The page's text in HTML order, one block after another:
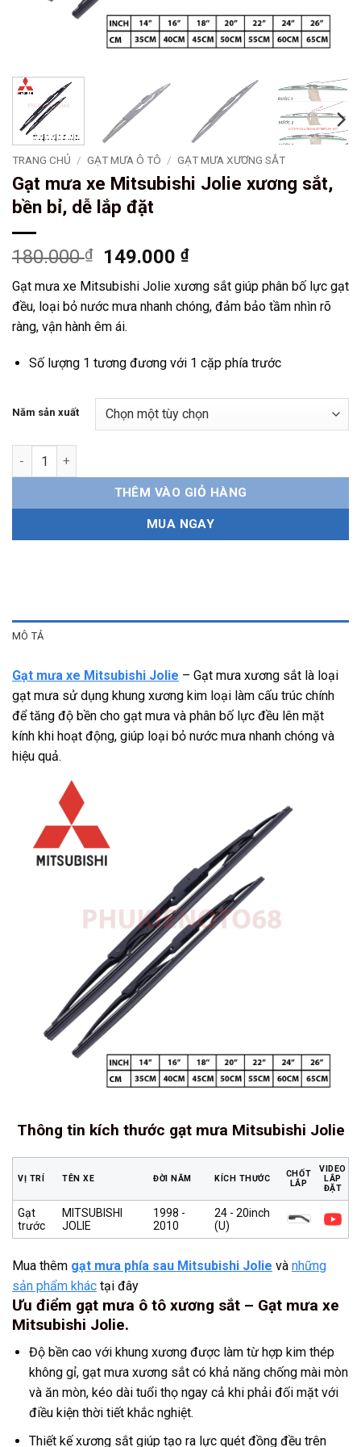
TRANG CHỦ / GẠT MƯA Ô TÔ / GẠT MƯA XƯƠNG SẮT
Gạt mưa xe Mitsubishi Jolie xương sắt,
bền bỉ, dễ lắp đặt
180.000₫
Giá
gốc
là:
180.000 ₫.
149.000₫Giá
hiện
tại
là:
Gạt mưa xe Mitsubishi Jolie xương sắt giúp phân bố lực gạt
đều, loại bỏ nước mưa nhanh chóng, đảm bảo tầm nhìn rõ
ràng, vận hành êm ái.
Số lượng 1 tương đương với 1 cặp phía trước
Năm sản xuất
Gạt mưa xe Mitsubishi Jolie xương sắt, bền bỉ, dễ lắp đặt số
THÊM VÀO GIỎ HÀNG
MUA NGAY
MÔ TẢ
Gạt mưa xe Mitsubishi Jolie – Gạt mưa xương sắt là loại
gạt mưa sử dụng khung xương kim loại làm cấu trúc chính
để tăng độ bền cho gạt mưa và phân bố lực đều lên mặt
kính khi hoạt động, giúp loại bỏ nước mưa nhanh chóng và
hiệu quả.
Thông tin kích thước gạt mưa Mitsubishi Jolie
VỊ TRÍ TÊN XE ĐỜI NĂM KÍCH THƯỚC
CHỐT
LẮP
VIDEO
LẮP
ĐẶT
Gạt
trước
MITSUBISHI
JOLIE
1998 -
2010
24 - 20inch
(U)
Mua thêm gạt mưa phía sau Mitsubishi Jolie và những
sản phẩm khác tại đây
Ưu điểm gạt mưa ô tô xương sắt – Gạt mưa xe
Mitsubishi Jolie.
Độ bền cao với khung xương được làm từ hợp kim thép
không gỉ, gạt mưa xương sắt có khả năng chống mài mòn
và ăn mòn, kéo dài tuổi thọ ngay cả khi phải đối mặt với
điều kiện thời tiết khắc nghiệt.
Thiết kế xương sắt giúp tạo ra lực quét đồng đều trên